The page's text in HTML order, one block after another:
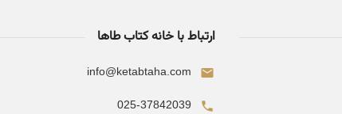
ارتباط با خانه کتاب طاها
info@ketabtaha.com
025-37842039